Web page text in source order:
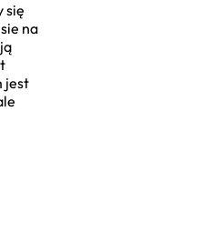
się
na
jest